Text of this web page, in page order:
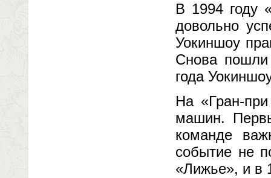
В 1994 году
довольно
Уокиншоу
Снова пошли
года
На «Гран-
машин.
команде
событие не
«Лижье», и в